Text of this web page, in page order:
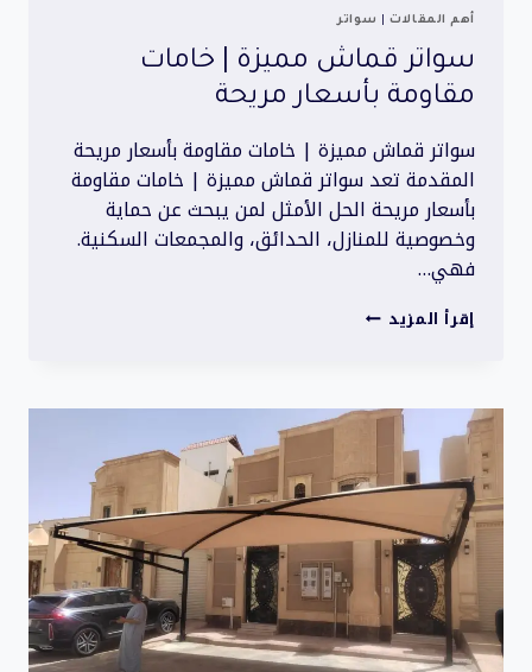
أهم المقالات سواتر
سواتر قماش مميزة | خامات
مقاومة بأسعار مريحة
سواتر قماش مميزة | خامات مقاومة بأسعار مريحة
المقدمة تعد سواتر قماش مميزة | خامات مقاومة
بأسعار مريحة الحل الأمثل لمن يبحث عن حماية
وخصوصية للمنازل، الحدائق، والمجمعات السكنية.
فهي…
إقرأ المزيد سواتر
خامات
مقاومة
مريحة